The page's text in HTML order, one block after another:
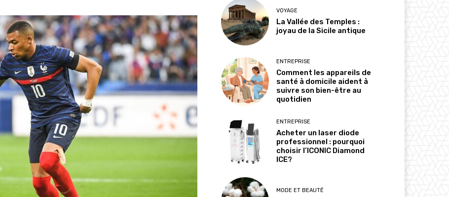
VOYAGE
La Vallée des Temples :
joyau de la Sicile antique
ENTREPRISE
Comment les appareils de
santé à domicile aident à
suivre son bien-être au
quotidien
ENTREPRISE
Acheter un laser diode
professionnel : pourquoi
choisir l’ICONIC Diamond
ICE?
MODE ET BEAUTÉ